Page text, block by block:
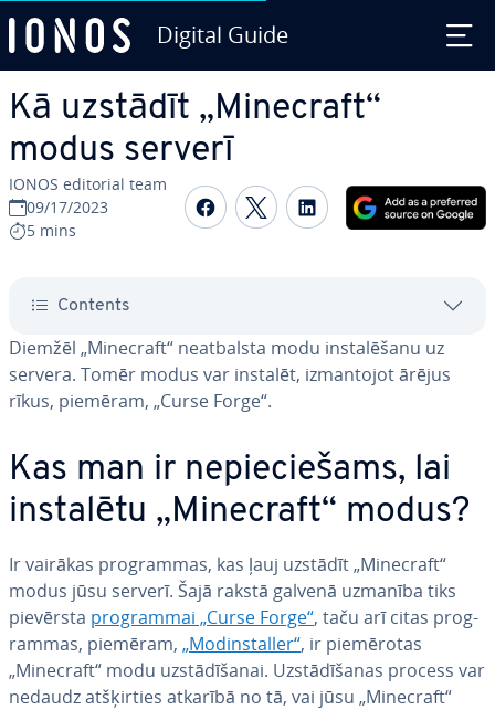
Digital Guide
Kā uzstādīt „Minecraft“
modus serverī
IONOS editorial team
09/17/2023
5 mins
Share on Facebook
Share on Twitter
Share on
Contents
Diemžēl „Minecraft“ ne­at­bal­sta modu in­sta­lē­ša­nu uz
servera. Tomēr modus var instalēt, iz­man­to­jot ārējus
rīkus, piemēram, „Curse Forge“.
Kas man ir ne­pie­cie­šams, lai
instalētu „Minecraft“ modus?
Ir vairākas prog­ram­mas, kas ļauj uzstādīt „Minecraft“
modus jūsu serverī. Šajā rakstā galvenā uzmanība tiks
pievērsta prog­ram­mai „Curse Forge“, taču arī citas prog­
ram­mas, piemēram, „Mo­din­stal­ler“, ir pie­mē­ro­tas
„Minecraft“ modu uz­stā­dī­ša­nai. Uz­stā­dī­ša­nas process var
nedaudz at­šķir­ties atkarībā no tā, vai jūsu „Minecraft“